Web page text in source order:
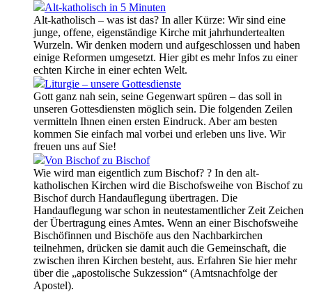
Alt-katholisch in 5 Minuten
Alt-katholisch – was ist das? In aller Kürze: Wir sind eine
junge, offene, eigenständige Kirche mit jahrhundertealten
Wurzeln. Wir denken modern und aufgeschlossen und haben
einige Reformen umgesetzt. Hier gibt es mehr Infos zu einer
echten Kirche in einer echten Welt.
Liturgie – unsere Gottesdienste
Gott ganz nah sein, seine Gegenwart spüren – das soll in
unseren Gottesdiensten möglich sein. Die folgenden Zeilen
vermitteln Ihnen einen ersten Eindruck. Aber am besten
kommen Sie einfach mal vorbei und erleben uns live. Wir
freuen uns auf Sie!
Von Bischof zu Bischof
Wie wird man eigentlich zum Bischof? ? In den alt-
katholischen Kirchen wird die Bischofsweihe von Bischof zu
Bischof durch Handauflegung übertragen. Die
Handauflegung war schon in neutestamentlicher Zeit Zeichen
der Übertragung eines Amtes. Wenn an einer Bischofsweihe
Bischöfinnen und Bischöfe aus den Nachbarkirchen
teilnehmen, drücken sie damit auch die Gemeinschaft, die
zwischen ihren Kirchen besteht, aus. Erfahren Sie hier mehr
über die „apostolische Sukzession“ (Amtsnachfolge der
Apostel).